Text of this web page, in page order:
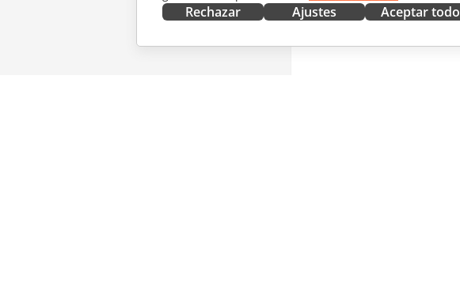
Rechazar Ajustes Aceptar todo